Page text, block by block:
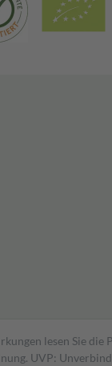
lesen Sie
UVP: